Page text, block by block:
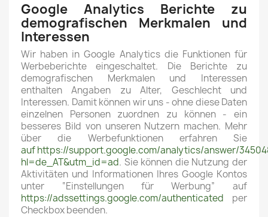
Google Analytics Berichte zu
demografischen Merkmalen und
Interessen
Wir haben in Google Analytics die Funktionen für
Werbeberichte eingeschaltet. Die Berichte zu
demografischen Merkmalen und Interessen
enthalten Angaben zu Alter, Geschlecht und
Interessen. Damit können wir uns - ohne diese Daten
einzelnen Personen zuordnen zu können - ein
besseres Bild von unseren Nutzern machen. Mehr
über die Werbefunktionen erfahren Sie
auf https://support.google.com/analytics/answer/
hl=de_AT&utm_id=ad. Sie können die Nutzung der
Aktivitäten und Informationen Ihres Google Kontos
unter “Einstellungen für Werbung” auf
https://adssettings.google.com/authenticated per
Checkbox beenden.